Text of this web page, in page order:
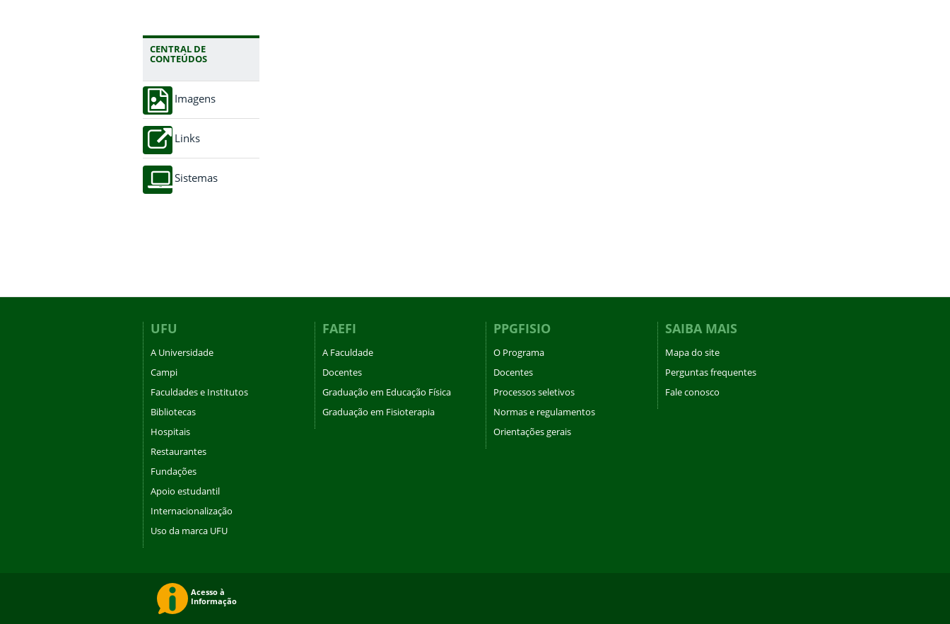
CENTRAL DE
CONTEÚDOS
Imagens
Links
Sistemas
UFU
A Universidade
Campi
Faculdades e Institutos
Bibliotecas
Hospitais
Restaurantes
Fundações
Apoio estudantil
Internacionalização
Uso da marca UFU
FAEFI
A Faculdade
Docentes
Graduação em Educação Física
Graduação em Fisioterapia
PPGFISIO
O Programa
Docentes
Processos seletivos
Normas e regulamentos
Orientações gerais
SAIBA MAIS
Mapa do site
Perguntas frequentes
Fale conosco